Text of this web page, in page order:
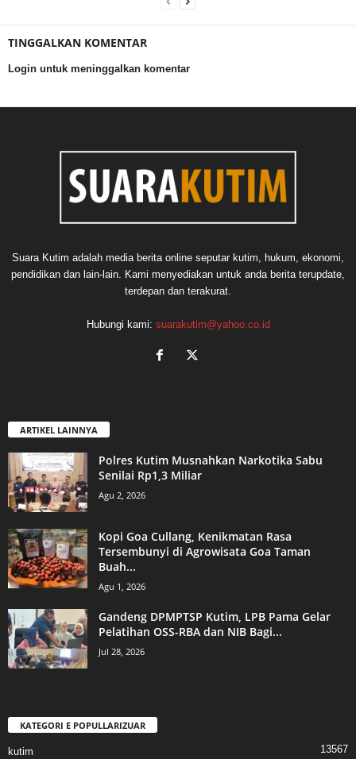
TINGGALKAN KOMENTAR
Login untuk meninggalkan komentar
Suara Kutim adalah media berita online seputar kutim, hukum, ekonomi,
pendidikan dan lain-lain. Kami menyediakan untuk anda berita terupdate,
terdepan dan terakurat.
Hubungi kami: suarakutim@yahoo.co.id
ARTIKEL LAINNYA
Polres Kutim Musnahkan Narkotika Sabu
Senilai Rp1,3 Miliar
Agu 2, 2026
Kopi Goa Cullang, Kenikmatan Rasa
Tersembunyi di Agrowisata Goa Taman
Buah...
Agu 1, 2026
Gandeng DPMPTSP Kutim, LPB Pama Gelar
Pelatihan OSS-RBA dan NIB Bagi...
Jul 28, 2026
KATEGORI E POPULLARIZUAR
kutim 13567